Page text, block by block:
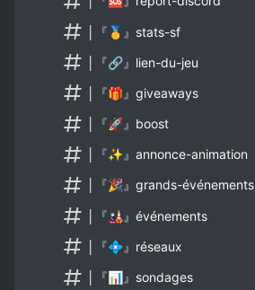
│『🥇』stats-sf
│『🔗』lien-du-jeu
│『🎁』giveaways
│『🚀』boost
│『✨』annonce-animation
│『🎉』grands-événements
│『🎎』événements
│『💠』réseaux
│『📊』sondages